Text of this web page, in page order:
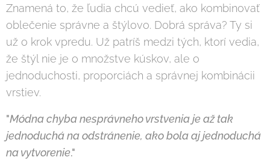
Znamená to, že ľudia chcú vedieť, ako kombinovať
oblečenie správne a štýlovo. Dobrá správa? Ty si
už o krok vpredu. Už patríš medzi tých, ktorí vedia,
že štýl nie je o množstve kúskov, ale o
jednoduchosti, proporciách a správnej kombinácii
vrstiev.
"Módna chyba nesprávneho vrstvenia je až tak
jednoduchá na odstránenie, ako bola aj jednoduchá
na vytvorenie."